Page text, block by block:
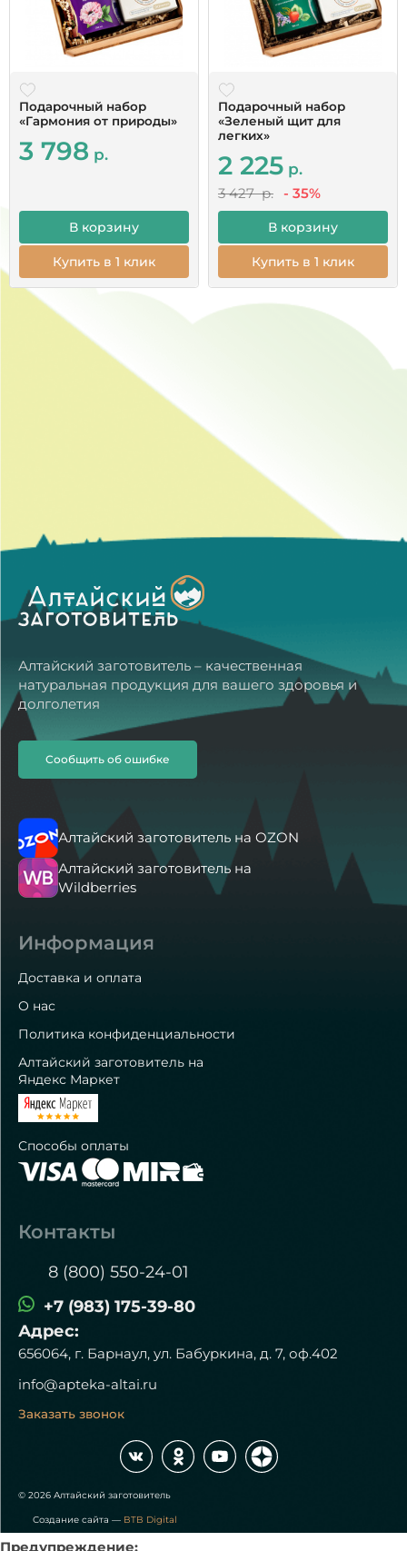
начну принимать, дополню по результатам. Бог
помощь всем.
Подарочный набор
«Гармония от природы»
3 798р.
В корзину
Купить в 1 клик
Подарочный набор
«Зеленый щит для
легких»
2 225р.
3 427 р. - 35%
В корзину
Купить в 1 клик
Алтайский заготовитель – качественная
натуральная продукция для вашего здоровья и
долголетия
Сообщить об ошибке
Алтайский заготовитель на OZON
Алтайский заготовитель на
Wildberries
Информация
Доставка и оплата
О нас
Политика конфиденциальности
Алтайский заготовитель на
Яндекс Маркет
Способы оплаты
Контакты
8 (800) 550-24-01
+7 (983) 175-39-80
Адрес:
656064, г. Барнаул, ул. Бабуркина, д. 7, оф.402
info@apteka-altai.ru
Заказать звонок
© 2026 Алтайский заготовитель
Создание сайта — BTB Digital
Предупреждение: